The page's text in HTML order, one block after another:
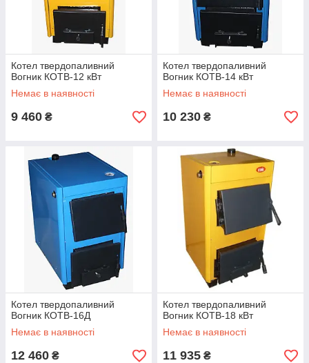
Котел твердопаливний
Вогник КОТВ-12 кВт
Немає в наявності
9 460 ₴
Котел твердопаливний
Вогник КОТВ-14 кВт
Немає в наявності
10 230 ₴
Котел твердопаливний
Вогник КОТВ-16Д
Немає в наявності
12 460 ₴
Котел твердопаливний
Вогник КОТВ-18 кВт
Немає в наявності
11 935 ₴